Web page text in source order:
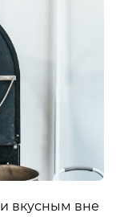
вкусным вне